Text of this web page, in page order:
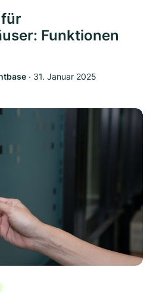
Funktionen
‧ 31. Januar 2025